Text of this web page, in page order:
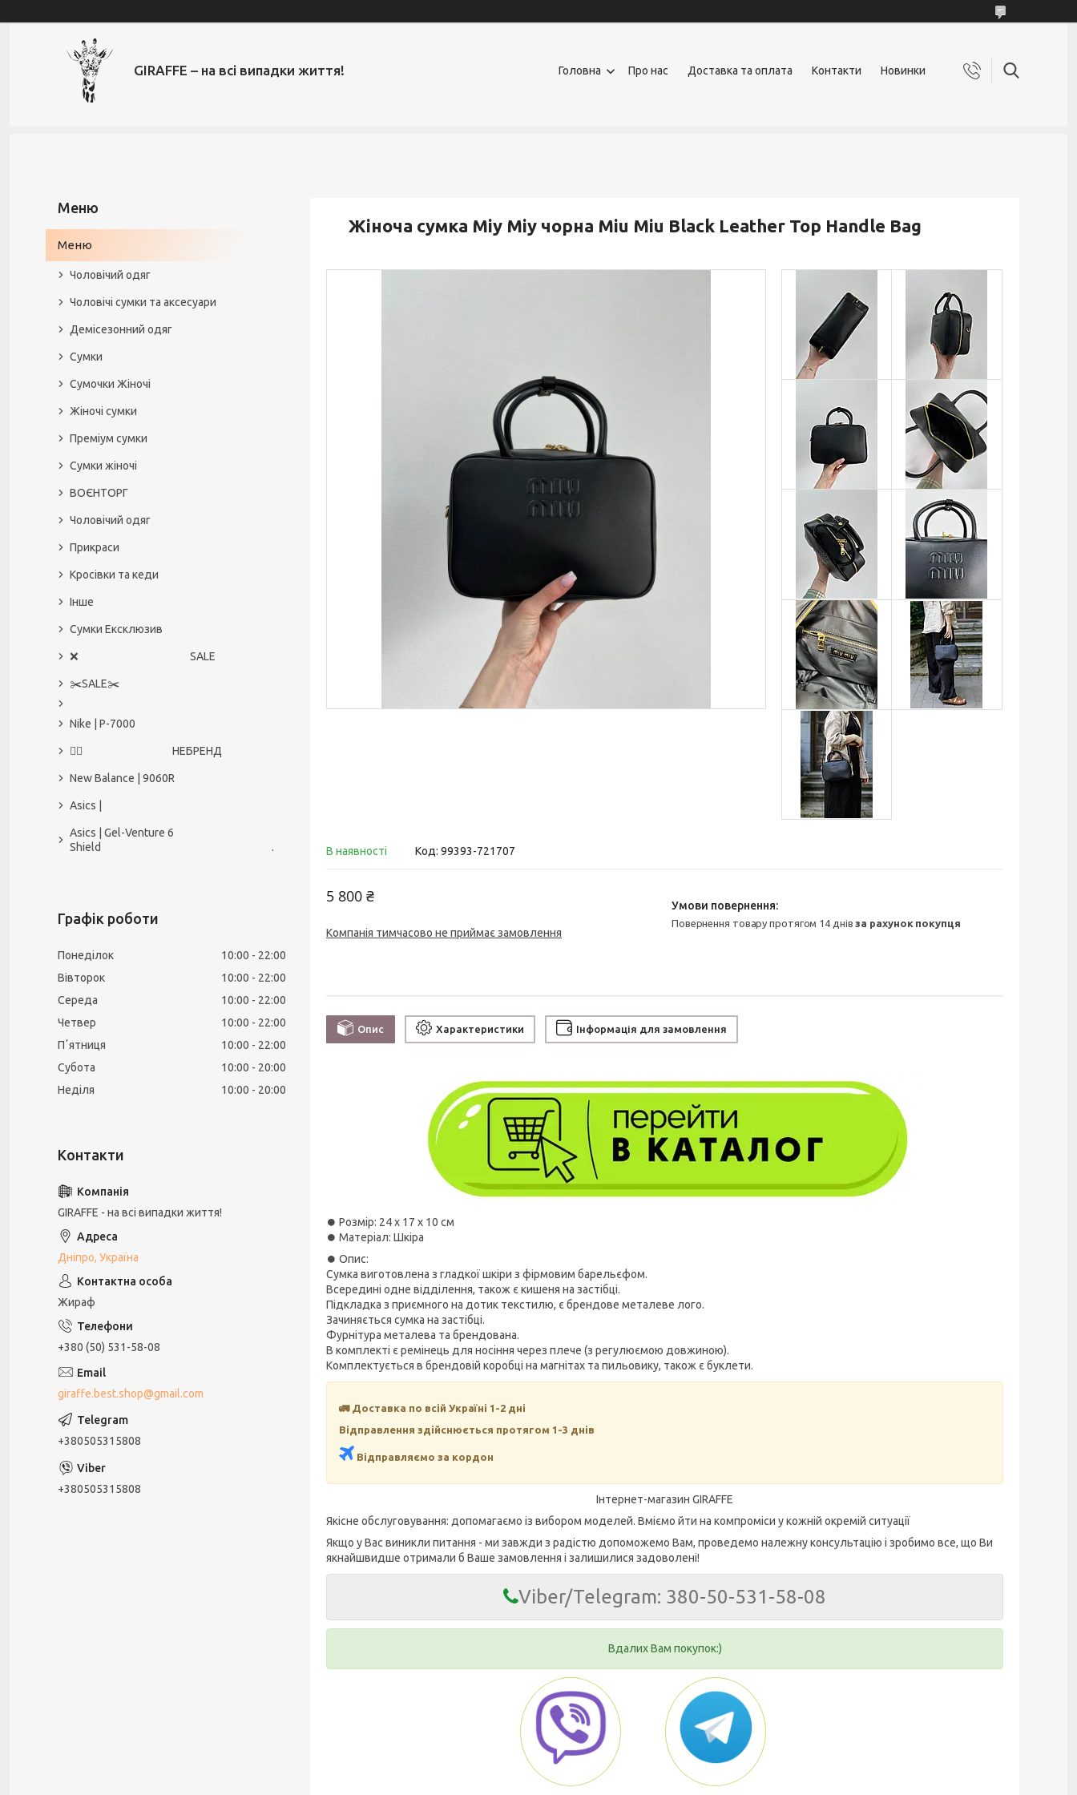
GIRAFFE – на всі випадки життя! Головна Про нас Доставка та оплата Контакти Новинки
Жіноча сумка Міу Міу чорна Miu Miu Black Leather Top Handle Bag
В наявності Код: 99393-721707
5 800 ₴
Компанія тимчасово не приймає замовлення
повернення товару протягом 14 днівза рахунок покупця
Опис Характеристики Інформація для замовлення
⏺ Розмір: 24 х 17 х 10 см
⏺ Матеріал: Шкіра
⏺ Опис:
Сумка виготовлена з гладкої шкіри з фірмовим барельєфом.
Всередині одне відділення, також є кишеня на застібці.
Підкладка з приємного на дотик текстилю, є брендове металеве лого.
Зачиняється сумка на застібці.
Фурнітура металева та брендована.
В комплекті є ремінець для носіння через плече (з регулюємою довжиною).
Комплектується в брендовій коробці на магнітах та пильовику, також є буклети.
🚛 Доставка по всій Україні 1-2 дні
Відправлення здійснюється протягом 1-3 днів
Відправляємо за кордон
Інтернет-магазин GIRAFFE
Якісне обслуговування: допомагаємо із вибором моделей. Вміємо йти на компроміси у кожній окремій ситуації
Якщо у Вас виникли питання - ми завжди з радістю допоможемо Вам, проведемо належну консультацію і зробимо все, що Ви
якнайшвидше отримали б Ваше замовлення і залишилися задоволені!
Viber/Telegram: 380-50-531-58-08
Вдалих Вам покупок:)
Меню
Чоловічий одяг
Чоловічі сумки та аксесуари
Демісезонний одяг
Сумки
Сумочки Жіночі
Жіночі сумки
Преміум сумки
Сумки жіночі
ВОЄНТОРГ
Чоловічий одяг
Прикраси
Кросівки та кеди
Інше
Сумки Ексклюзив
❌ SALE
✂️SALE✂️
Nike | P-7000
🙅‍♀️ НЕБРЕНД
New Balance | 9060R
Asics |
Asics | Gel-Venture 6
Shield .
Графік роботи
Понеділок 10:00
22:00
Вівторок
10:00
22:00
Середа
10:00
22:00
Четвер
10:00
22:00
Пʼятниця
10:00
22:00
Субота
10:00
20:00
Неділя
10:00 20:00
GIRAFFE - на всі випадки життя!
Дніпро, Україна
Жираф
+380 (50) 531-58-08
giraffe.best.shop@gmail.com
+380505315808
+380505315808